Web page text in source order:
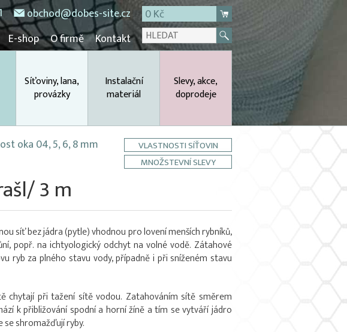
obchod@dobes-site.cz
0 Kč
E-shop O firmě Kontakt
Síťoviny, lana,
provázky
Instalační
materiál
Slevy, akce,
doprodeje
oka 04, 5, 6, 8 mm
VLASTNOSTI SÍŤOVIN
MNOŽSTEVNÍ SLEVY
3 m
síť bez jádra (pytle) vhodnou pro lovení menších rybníků,
popř. na ichtyologický odchyt na volné vodě. Zátahové
ryb za plného stavu vody, případně i při sníženém stavu
chytají při tažení sítě vodou. Zatahováním sítě směrem
k přibližování spodní a horní žíně a tím se vytváří jádro
se shromažďují ryby.